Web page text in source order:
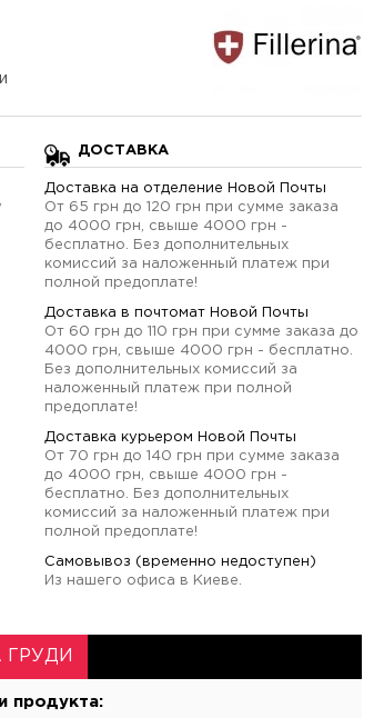
ДОСТАВКА
Доставка на отделение Новой Почты
От 65 грн до 120 грн при сумме заказа
до 4000 грн, свыше 4000 грн -
бесплатно. Без дополнительных
комиссий за наложенный платеж при
полной предоплате!
Доставка в почтомат Новой Почты
От 60 грн до 110 грн при сумме заказа до
4000 грн, свыше 4000 грн - бесплатно.
Без дополнительных комиссий за
наложенный платеж при полной
предоплате!
Доставка курьером Новой Почты
От 70 грн до 140 грн при сумме заказа
до 4000 грн, свыше 4000 грн -
бесплатно. Без дополнительных
комиссий за наложенный платеж при
полной предоплате!
Самовывоз (временно недоступен)
Из нашего офиса в Киеве.
продукта: